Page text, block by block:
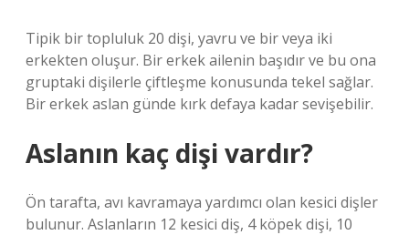
Tipik bir topluluk 20 dişi, yavru ve bir veya iki
erkekten oluşur. Bir erkek ailenin başıdır ve bu ona
gruptaki dişilerle çiftleşme konusunda tekel sağlar.
Bir erkek aslan günde kırk defaya kadar sevişebilir.
Aslanın kaç dişi vardır?
Ön tarafta, avı kavramaya yardımcı olan kesici dişler
bulunur. Aslanların 12 kesici diş, 4 köpek dişi, 10